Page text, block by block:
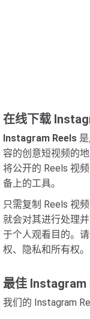
在线下载
Instagram Reels
容的创意短视频的
将公开的 Reels 视
备上的工具。
只需复制 Reels 视
就会对其进行处理
于个人观看目的。
权、隐私和所有权。
最佳 Instagram
我们的 Instagram